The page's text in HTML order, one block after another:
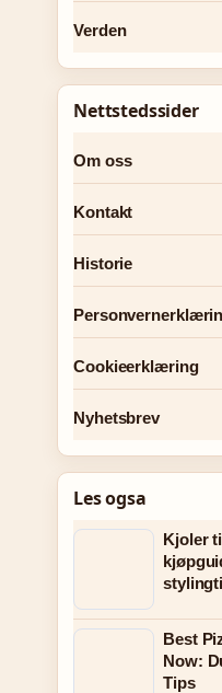
Verden
Nettstedssider
Om oss
Kontakt
Historie
Cookieerklæring
Nyhetsbrev
Les ogsa
Kjoler
Best
Now:
Tips